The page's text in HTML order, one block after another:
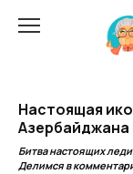
Настоящая
Битва настоящих
Делимся в